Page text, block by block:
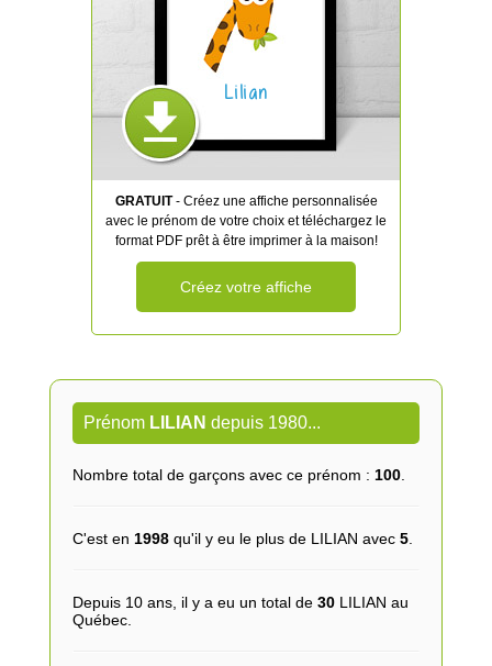
Lilian
GRATUIT- Créez une affiche personnalisée
avec le prénom de votre choix et téléchargez le
format PDF prêt à être imprimer à la maison!
Créez votre affiche
Prénom LILIAN depuis 1980...
Nombre total de garçons avec ce prénom : 100.
C'est en 1998qu'il y eu le plus de LILIAN avec 5.
Depuis 10 ans, il y a eu un total de 30LILIAN au
Québec.